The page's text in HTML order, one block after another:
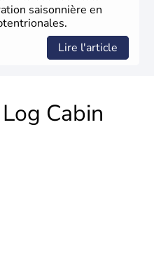
saisonnière en
Lire l'article
Log Cabin